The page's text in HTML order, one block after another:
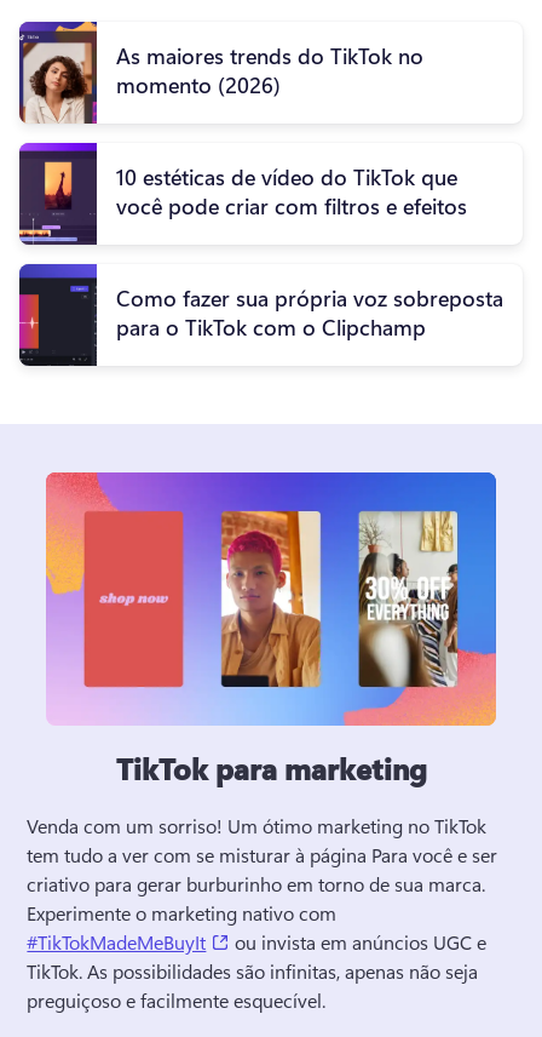
As maiores trends do TikTok no
momento (2026)
10 estéticas de vídeo do TikTok que
você pode criar com filtros e efeitos
Como fazer sua própria voz sobreposta
para o TikTok com o Clipchamp
TikTok para marketing
Venda com um sorriso! Um ótimo marketing no TikTok
tem tudo a ver com se misturar à página Para você e ser
Experimente o marketing nativo com
#TikTokMadeMeBuyIt
(opens in a new tab)
ou invista em anúncios UGC e
TikTok. As possibilidades são infinitas, apenas não seja
preguiçoso e facilmente esquecível.